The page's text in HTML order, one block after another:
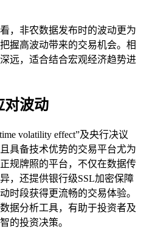
，非农数据发布时的波动更为
握高波动带来的交易机会。相
远，适合结合宏观经济趋势进
对波动
volatility effect”及央行决议
具备技术优势的交易平台尤为
规牌照的平台，不仅在数据传
，还提供银行级SSL加密保障
时段获得更流畅的交易体验。
据分析工具，有助于投资者及
的投资决策。